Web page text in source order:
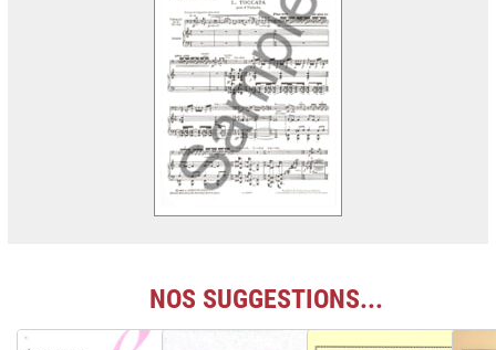
NOS SUGGESTIONS...